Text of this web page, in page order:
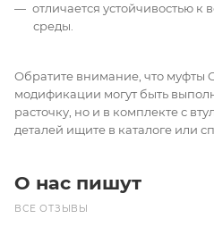
отличается устойчивостью
среды.
Обратите внимание, что муфты
модификации могут быть
расточку, но и в комплекте с
деталей ищите в каталоге или
О нас пишут
ВСЕ ОТЗЫВЫ